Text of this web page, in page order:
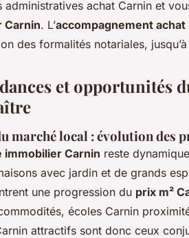
administratives achat Carnin et
Carnin. L’accompagnement
des formalités notariales,
et opportunités
marché local : évolution des
immobilier Carnin reste
avec jardin et de grands
une progression du prix m²
écoles Carnin
attractifs sont donc ceux